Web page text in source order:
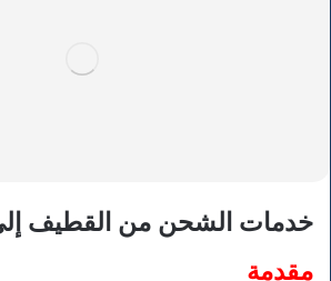
خدمات الشحن من القطيف
مقدمة